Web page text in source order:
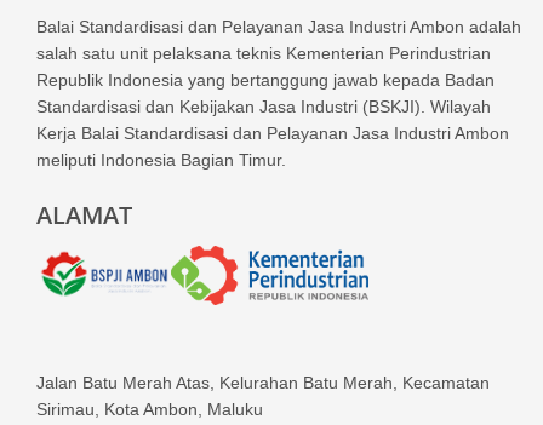
Balai Standardisasi dan Pelayanan Jasa Industri Ambon adalah
salah satu unit pelaksana teknis Kementerian Perindustrian
Republik Indonesia yang bertanggung jawab kepada Badan
Standardisasi dan Kebijakan Jasa Industri (BSKJI). Wilayah
Kerja Balai Standardisasi dan Pelayanan Jasa Industri Ambon
meliputi Indonesia Bagian Timur.
ALAMAT
Jalan Batu Merah Atas, Kelurahan Batu Merah, Kecamatan
Sirimau, Kota Ambon, Maluku